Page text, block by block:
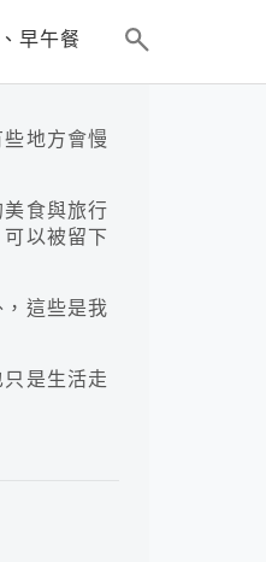
早午餐
地方會慢
食與旅行
以被留下
這些是我
是生活走